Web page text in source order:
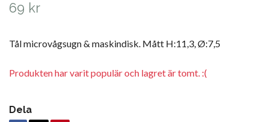
69 kr
Tål microvågsugn & maskindisk. Mått H:11,3, Ø:7,5
Produkten har varit populär och lagret är tomt. :(
Dela